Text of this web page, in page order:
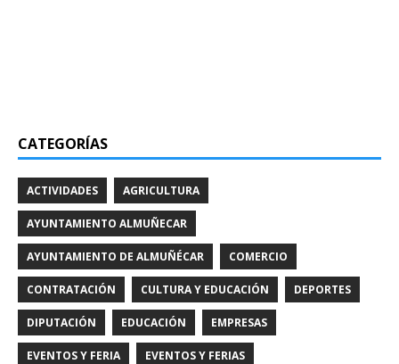
CATEGORÍAS
ACTIVIDADES AGRICULTURA
AYUNTAMIENTO ALMUÑECAR
AYUNTAMIENTO DE ALMUÑÉCAR COMERCIO
CONTRATACIÓN CULTURA Y EDUCACIÓN DEPORTES
DIPUTACIÓN EDUCACIÓN EMPRESAS
EVENTOS Y FERIA EVENTOS Y FERIAS